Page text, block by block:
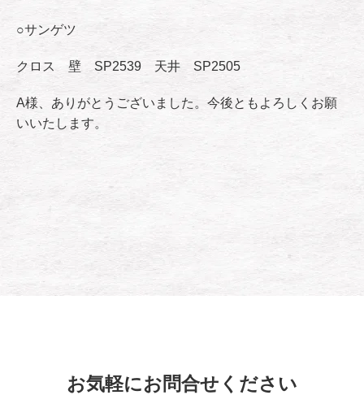
○サンゲツ
クロス 壁 SP2539 天井 SP2505
A様、ありがとうございました。今後ともよろしくお願
いいたします。
お気軽にお問合せください